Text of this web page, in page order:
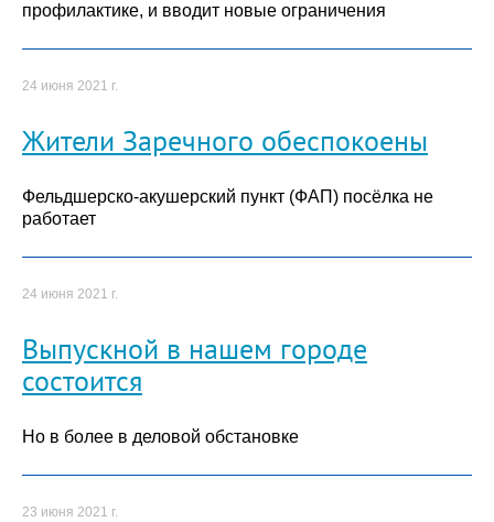
профилактике, и вводит новые ограничения
24 июня 2021 г.
Жители Заречного обеспокоены
Фельдшерско-акушерский пункт (ФАП) посёлка не
работает
24 июня 2021 г.
Выпускной в нашем городе
состоится
Но в более в деловой обстановке
23 июня 2021 г.